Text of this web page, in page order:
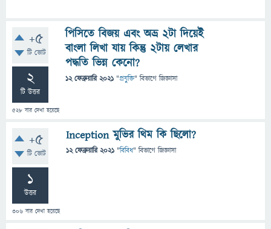
+5
টি ভোট
2
টি উত্তর
528 বার দেখা হয়েছে
পিসিতে বিজয় এবং অভ্র ২টা দিয়েই
বাংলা লিখা যায় কিন্তু ২টায় লেখার
পদ্ধতি ভিন্ন কেনো?
12 ফেব্রুয়ারি 2021 "প্রযুক্তি" বিভাগে জিজ্ঞাসা
+5
টি ভোট
1
উত্তর
306 বার দেখা হয়েছে
Inception মুভির থিম কি ছিলো?
12 ফেব্রুয়ারি 2021 "বিবিধ" বিভাগে জিজ্ঞাসা